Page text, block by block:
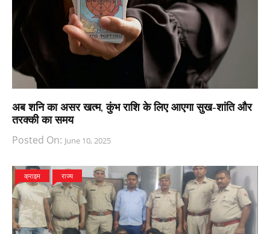
अब शनि का असर खत्म, कुंभ राशि के लिए आएगा सुख-शांति और
तरक्की का समय
Posted On: June 10, 2025
क्राइम राज्य